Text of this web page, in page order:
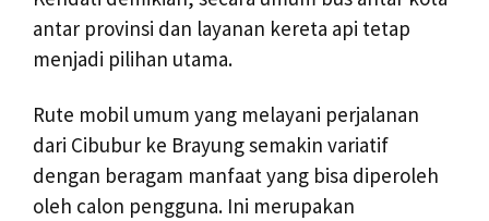
antar provinsi dan layanan kereta api tetap
menjadi pilihan utama.
Rute mobil umum yang melayani perjalanan
dari Cibubur ke Brayung semakin variatif
dengan beragam manfaat yang bisa diperoleh
oleh calon pengguna. Ini merupakan